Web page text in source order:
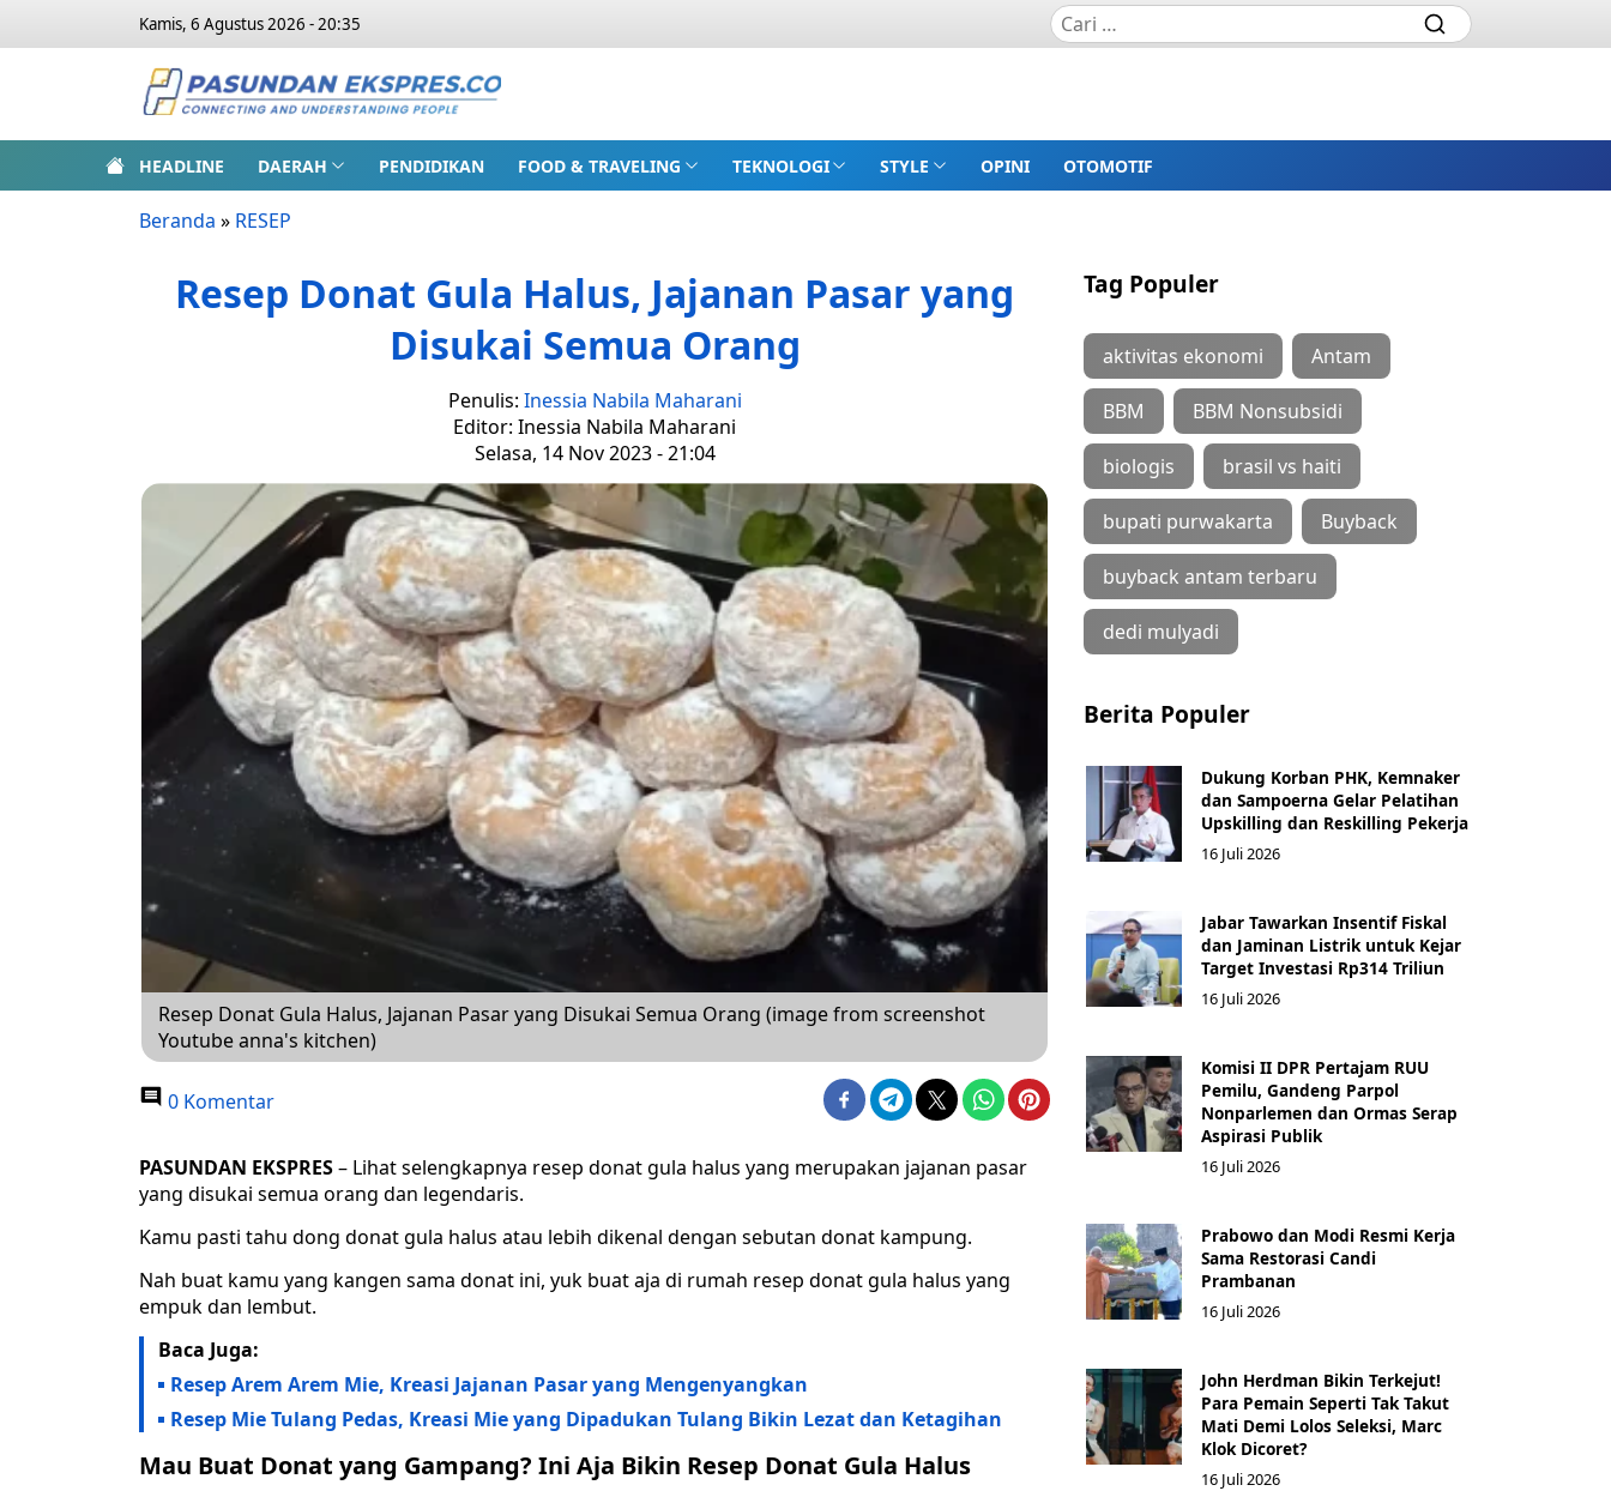
Kamis, 6 Agustus 2026 - 20:35
HEADLINE DAERAH PENDIDIKAN FOOD & TRAVELING TEKNOLOGI STYLE OPINI OTOMOTIF
Beranda » RESEP
Resep Donat Gula Halus, Jajanan Pasar yang
Disukai Semua Orang
Penulis: Inessia Nabila Maharani
Editor: Inessia Nabila Maharani
Selasa, 14 Nov 2023 - 21:04
Resep Donat Gula Halus, Jajanan Pasar yang Disukai Semua Orang (image from screenshot
Youtube anna's kitchen)
0 Komentar
PASUNDAN EKSPRES– Lihat selengkapnya resep donat gula halus yang merupakan jajanan pasar
yang disukai semua orang dan legendaris.
Kamu pasti tahu dong donat gula halus atau lebih dikenal dengan sebutan donat kampung.
Nah buat kamu yang kangen sama donat ini, yuk buat aja di rumah resep donat gula halus yang
empuk dan lembut.
Baca Juga:
Resep Arem Arem Mie, Kreasi Jajanan Pasar yang Mengenyangkan
Resep Mie Tulang Pedas, Kreasi Mie yang Dipadukan Tulang Bikin Lezat dan Ketagihan
Mau Buat Donat yang Gampang? Ini Aja Bikin Resep Donat Gula Halus
Tag Populer
aktivitas ekonomi Antam
BBM BBM Nonsubsidi
biologis brasil vs haiti
bupati purwakarta Buyback
buyback antam terbaru
dedi mulyadi
Berita Populer
Dukung Korban PHK, Kemnaker
dan Sampoerna Gelar Pelatihan
Upskilling dan Reskilling Pekerja
16 Juli 2026
Jabar Tawarkan Insentif Fiskal
dan Jaminan Listrik untuk Kejar
Target Investasi Rp314 Triliun
16 Juli 2026
Komisi II DPR Pertajam RUU
Pemilu, Gandeng Parpol
Nonparlemen dan Ormas Serap
Aspirasi Publik
16 Juli 2026
Prabowo dan Modi Resmi Kerja
Sama Restorasi Candi
Prambanan
16 Juli 2026
John Herdman Bikin Terkejut!
Para Pemain Seperti Tak Takut
Mati Demi Lolos Seleksi, Marc
Klok Dicoret?
16 Juli 2026